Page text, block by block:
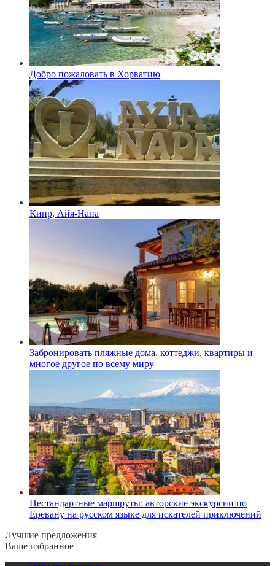
Добро пожаловать в Хорватию
Кипр, Айя-Напа
Забронировать пляжные дома, коттеджи, квартиры и
многое другое по всему миру
Нестандартные маршруты: авторские экскурсии по
Еревану на русском языке для искателей приключений
Лучшие предложения
Ваше избранное